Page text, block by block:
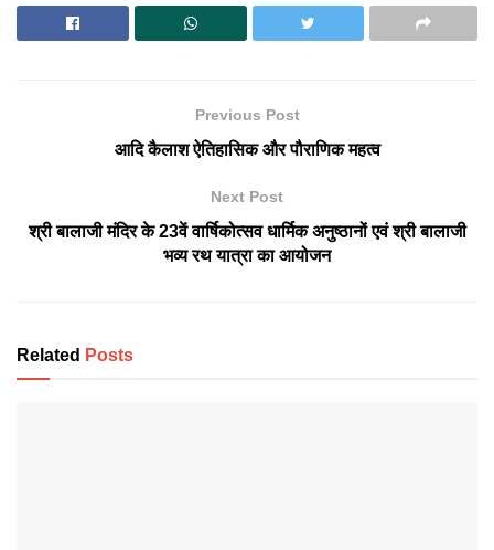
Previous Post
आदि कैलाश ऐतिहासिक और पौराणिक महत्व
Next Post
श्री बालाजी मंदिर के 23वें वार्षिकोत्सव धार्मिक अनुष्ठानों एवं श्री बालाजी
भव्य रथ यात्रा का आयोजन
Related Posts